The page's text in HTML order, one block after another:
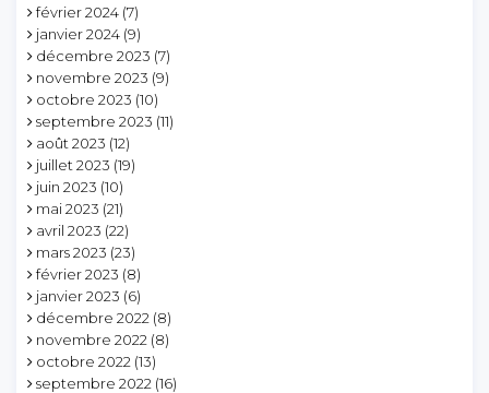
février 2024 (7)
janvier 2024 (9)
décembre 2023 (7)
novembre 2023 (9)
octobre 2023 (10)
septembre 2023 (11)
août 2023 (12)
juillet 2023 (19)
juin 2023 (10)
mai 2023 (21)
avril 2023 (22)
mars 2023 (23)
février 2023 (8)
janvier 2023 (6)
décembre 2022 (8)
novembre 2022 (8)
octobre 2022 (13)
septembre 2022 (16)